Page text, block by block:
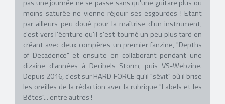
pas une journée ne se passe sans qu'une guitare plus ou
moins saturée ne vienne réjouir ses esgourdes ! Etant
par ailleurs peu doué pour la maîtrise d'un instrument,
c'est vers l'écriture qu'il s'est tourné un peu plus tard en
créant avec deux compères un premier fanzine, "Depths
of Decadence" et ensuite en collaborant pendant une
dizaine d'années à Decibels Storm, puis VS-Webzine.
Depuis 2016, c'est sur HARD FORCE qu'il "sévit" où il brise
les oreilles de la rédaction avec la rubrique "Labels et les
Bêtes"... entre autres !